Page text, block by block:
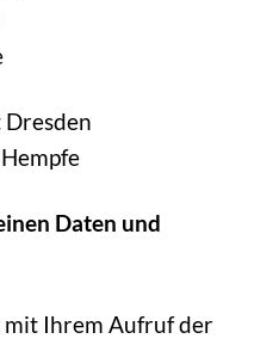
Daten und
Ihrem Aufruf der